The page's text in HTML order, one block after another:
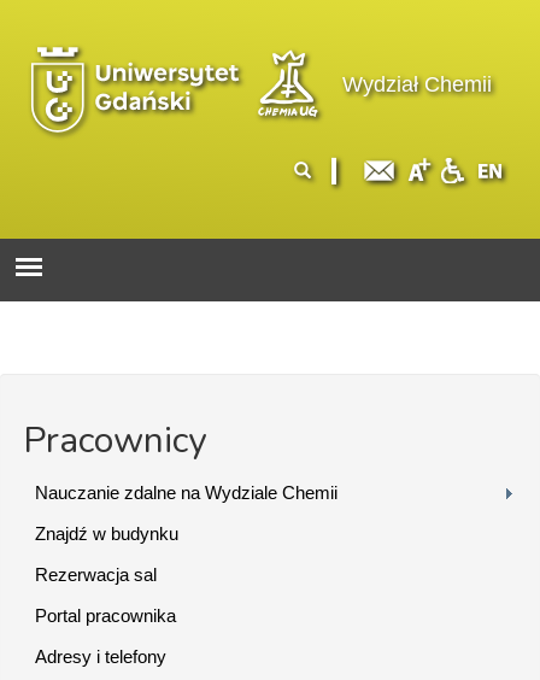
Wydział Chemii
wyszukiwania
Pracownicy
Nauczanie zdalne na Wydziale Chemii
Znajdź w budynku
Rezerwacja sal
Portal pracownika
Adresy i telefony